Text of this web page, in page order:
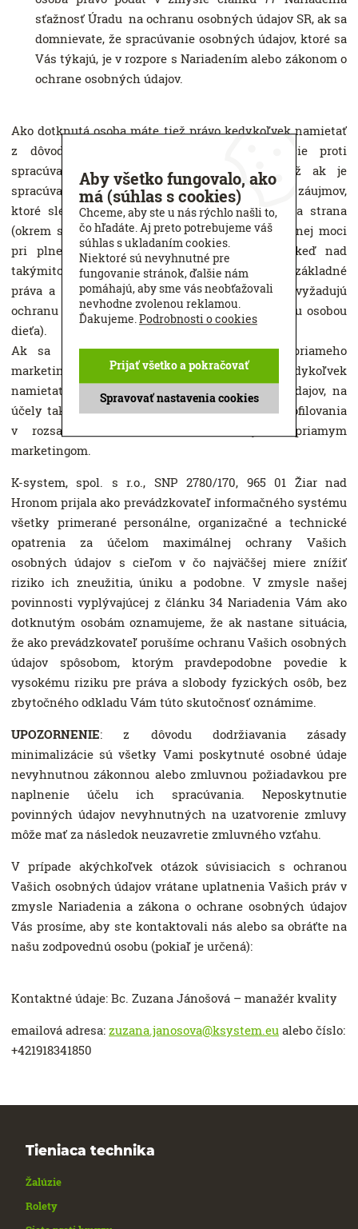
sťažnosť Úradu na ochranu osobných údajov SR, ak sa
domnievate, že spracúvanie osobných údajov, ktoré sa
Vás týkajú, je v rozpore s Nariadením alebo zákonom o
ochrane osobných údajov.
Ako dotknutá osoba máte tiež právo kedykoľvek namietať
z dôvodov týkajúcich sa konkrétnej situácie proti
spracúvaniu Vašich osobných údajov, taktiež ak je
spracúvanie nevyhnutné na účely oprávnených záujmov,
ktoré sledujeme ako prevádzkovateľ alebo tretia strana
(okrem spracúvania vykonávanom orgánmi verejnej moci
pri plnení ich úloh), s výnimkou prípadov, keď nad
takýmito záujmami prevažujú Vaše záujmy alebo základné
práva a slobody ako dotknutej osoby, ktoré si vyžadujú
ochranu osobných údajov (najmä ak je dotknutou osobou
dieťa).
Ak sa osobné údaje spracúvajú na účely priameho
marketingu, ako dotknutá osoba máte právo kedykoľvek
namietať proti spracúvaniu Vašich osobných údajov, na
účely takéhoto priameho marketingu vrátane profilovania
v rozsahu, v akom súvisí s takýmto priamym
marketingom.
K-system, spol. s r.o., SNP 2780/170, 965 01 Žiar nad
Hronom prijala ako prevádzkovateľ informačného systému
všetky primerané personálne, organizačné a technické
opatrenia za účelom maximálnej ochrany Vašich
osobných údajov s cieľom v čo najväčšej miere znížiť
riziko ich zneužitia, úniku a podobne. V zmysle našej
povinnosti vyplývajúcej z článku 34 Nariadenia Vám ako
dotknutým osobám oznamujeme, že ak nastane situácia,
že ako prevádzkovateľ porušíme ochranu Vašich osobných
údajov spôsobom, ktorým pravdepodobne povedie k
vysokému riziku pre práva a slobody fyzických osôb, bez
zbytočného odkladu Vám túto skutočnosť oznámime.
UPOZORNENIE: z dôvodu dodržiavania zásady
minimalizácie sú všetky Vami poskytnuté osobné údaje
nevyhnutnou zákonnou alebo zmluvnou požiadavkou pre
naplnenie účelu ich spracúvania. Neposkytnutie
povinných údajov nevyhnutných na uzatvorenie zmluvy
môže mať za následok neuzavretie zmluvného vzťahu.
V prípade akýchkoľvek otázok súvisiacich s ochranou
Vašich osobných údajov vrátane uplatnenia Vašich práv v
zmysle Nariadenia a zákona o ochrane osobných údajov
Vás prosíme, aby ste kontaktovali nás alebo sa obráťte na
našu zodpovednú osobu (pokiaľ je určená):
Kontaktné údaje: Bc. Zuzana Jánošová – manažér kvality
emailová adresa: zuzana.janosova@ksystem.eu alebo číslo:
+421918341850
Tieniaca technika
Žalúzie
Rolety
Aby všetko fungovalo, ako
má (súhlas s cookies)
Chceme, aby ste u nás rýchlo našli to,
čo hľadáte. Aj preto potrebujeme váš
súhlas s ukladaním cookies.
Niektoré sú nevyhnutné pre
fungovanie stránok, ďalšie nám
pomáhajú, aby sme vás neobťažovali
nevhodne zvolenou reklamou.
Ďakujeme.Podrobnosti o cookies
Spravovať nastavenia cookies
Prijať všetko a pokračovať